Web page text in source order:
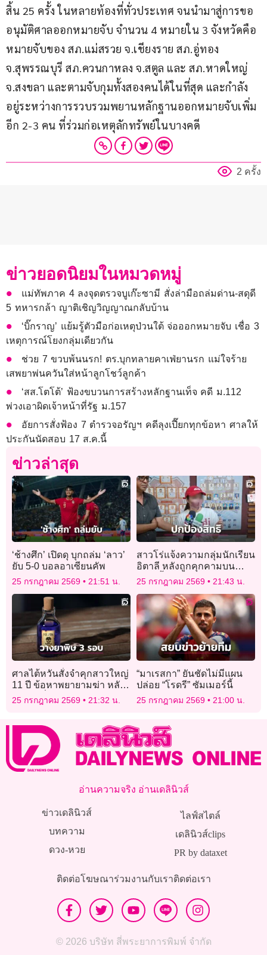
สิ้น 25 ครั้ง ในหลายท้องที่ทั่วประเทศ จนนำมาสู่การขอ
อนุมัติศาลออกหมายจับ จำนวน 4 หมายใน 3 จังหวัดคือ
หมายจับของ สภ.แม่สรวย จ.เชียงราย สภ.อู่ทอง
จ.สุพรรณบุรี สภ.ควนกาหลง จ.สตูล และ สภ.หาดใหญ่
จ.สงขลา และตามจับกุมทั้งสองคนได้ในที่สุด และกำลัง
อยู่ระหว่างการรวบรวมพยานหลักฐานออกหมายจับเพิ่ม
อีก 2-3 คน ที่ร่วมก่อเหตุลักทรัพย์ในบางคดี
2 ครั้ง
ข่าวยอดนิยมในหมวดหมู่
แม่ทัพภาค 4 ลงจุดตรวจบูเก๊ะซามี สั่งล่ามือถล่มด่าน-สดุดี
5 ทหารกล้า ญาติเชิญวิญญาณกลับบ้าน
‘บิ๊กราญ’ แย้มรู้ตัวมือก่อเหตุป่วนใต้ จ่อออกหมายจับ เชื่อ 3
เหตุการณ์โยงกลุ่มเดียวกัน
ช่วย 7 ขวบพ้นนรก! ตร.บุกทลายคาเฟ่ยานรก แม่ใจร้าย
เสพยาพ่นควันใส่หน้าลูกโชว์ลูกค้า
‘สส.โตโต้’ ฟ้องขบวนการสร้างหลักฐานเท็จ คดี ม.112
พ่วงเอาผิดเจ้าหน้าที่รัฐ ม.157
อัยการสั่งฟ้อง 7 ตำรวจอรัญฯ คดีลุงเปี๊ยกทุกข้อหา ศาลให้
ประกันนัดสอบ 17 ส.ค.นี้
ข่าวล่าสุด
‘ช้างศึก’ เปิดดุ บุกถล่ม ‘ลาว’
ยับ 5-0 บอลอาเซียนคัพ
25 กรกฎาคม 2569 21:51 น.
สาวโร่แจ้งความกลุ่มนักเรียน
อิตาลี หลังถูกคุกคามบน
BTS ย้ำปกป้องสิทธิตนเอง
25 กรกฎาคม 2569 21:43 น.
ศาลไต้หวันสั่งจำคุกสาวใหญ่
11 ปี ข้อหาพยายามฆ่า หลัง
วางยาเบื่อหนูอดีตแฟนถึง 3
25 กรกฎาคม 2569 21:32 น.
“มาเรสกา” ยันชัดไม่มีแผน
ปล่อย “โรดรี” ซัมเมอร์นี้
25 กรกฎาคม 2569 21:00 น.
อ่านความจริง อ่านเดลินิวส์
ข่าวเดลินิวส์
บทความ
ดวง-หวย
ไลฟ์สไตล์
เดลินิวส์clips
PR by dataxet
ติดต่อโฆษณาร่วมงานกับเราติดต่อเรา
© 2026 บริษัท สี่พระยาการพิมพ์ จำกัด